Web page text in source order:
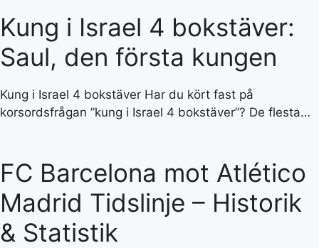
Kung i Israel 4 bokstäver:
Saul, den första kungen
Kung i Israel 4 bokstäver Har du kört fast på
korsordsfrågan ”kung i Israel 4 bokstäver”? De flesta…
FC Barcelona mot Atlético
Madrid Tidslinje – Historik
& Statistik